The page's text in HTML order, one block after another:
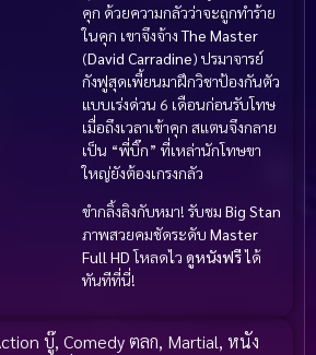
คุก ด้วยความกลัวว่าจะถูกทำร้าย
ในคุก เขาจึงจ้างThe Master
(David Carradine) ปรมาจารย์
กังฟูสุดเพี้ยนมาฝึกวิชาป้องกันตัว
แบบเร่งด่วน 6 เดือนก่อนรับโทษ
เมื่อถึงเวลาเข้าคุก สแตนจึงกลาย
เป็น “พี่บิ๊ก” ที่เหล่านักโทษขา
ใหญ่ยังต้องเกรงกลัว
ขำกลิ้งลิงกับหมา! รับชม Big Stan
ภาพสวยคมชัดระดับ Master
Full HDโหลดไว ดูหนังฟรีได้
ทันทีที่นี่!
บู๊,Comedy ตลก, Martial,หนัง